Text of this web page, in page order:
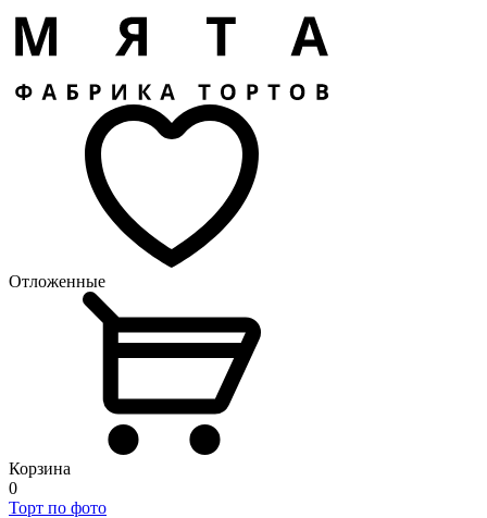
Отложенные
Корзина
0
Торт по фото